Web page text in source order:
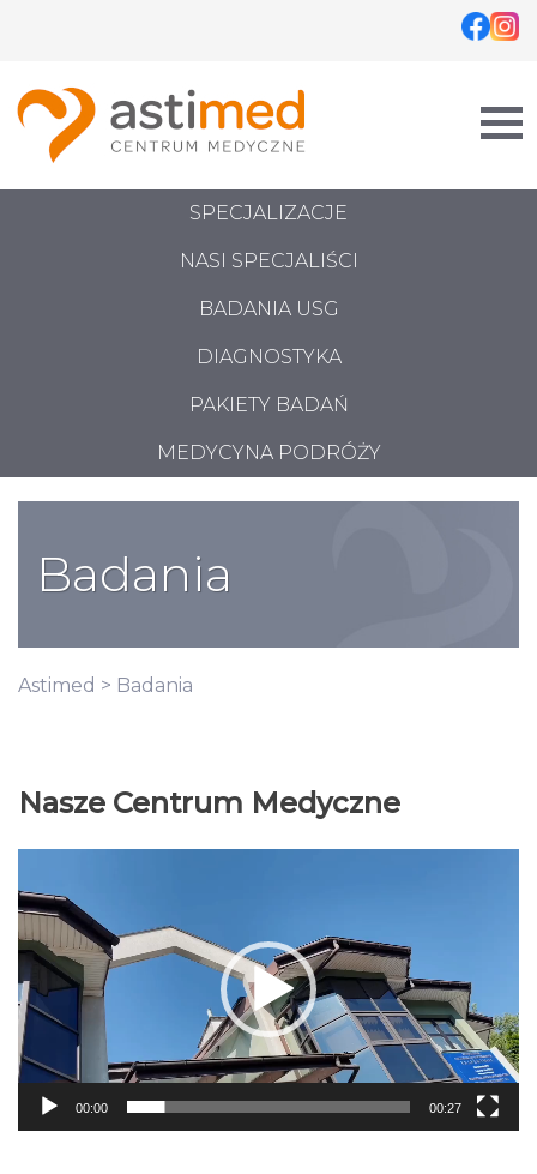
SPECJALIZACJE
NASI SPECJALIŚCI
BADANIA USG
DIAGNOSTYKA
PAKIETY BADAŃ
MEDYCYNA PODRÓŻY
Badania
Astimed > Badania
Nasze Centrum Medyczne
video
00:00 00:27